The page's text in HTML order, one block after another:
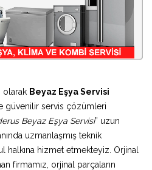
olarak Beyaz Eşya Servisi
güvenilir servis çözümleri
Beyaz Eşya Servisi” uzun
uzmanlaşmış teknik
hizmet etmekteyiz. Orjinal
firmamız, orjinal parçaların